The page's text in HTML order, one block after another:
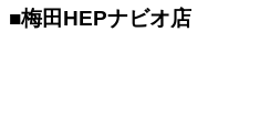
■梅田HEPナビオ店